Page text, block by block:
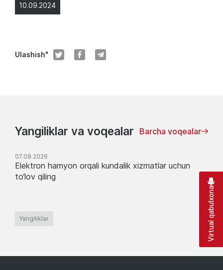
10.09.2024
Ulashish"
Yangiliklar va voqealar Barcha voqealar
07.08.2026
Elektron hamyon orqali kundalik xizmatlar uchun
to‘lov qiling
Yangiliklar Virtual qabulxona